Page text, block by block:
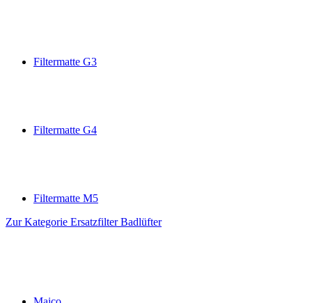
Filtermatte G3
Filtermatte G4
Filtermatte M5
Zur Kategorie Ersatzfilter Badlüfter